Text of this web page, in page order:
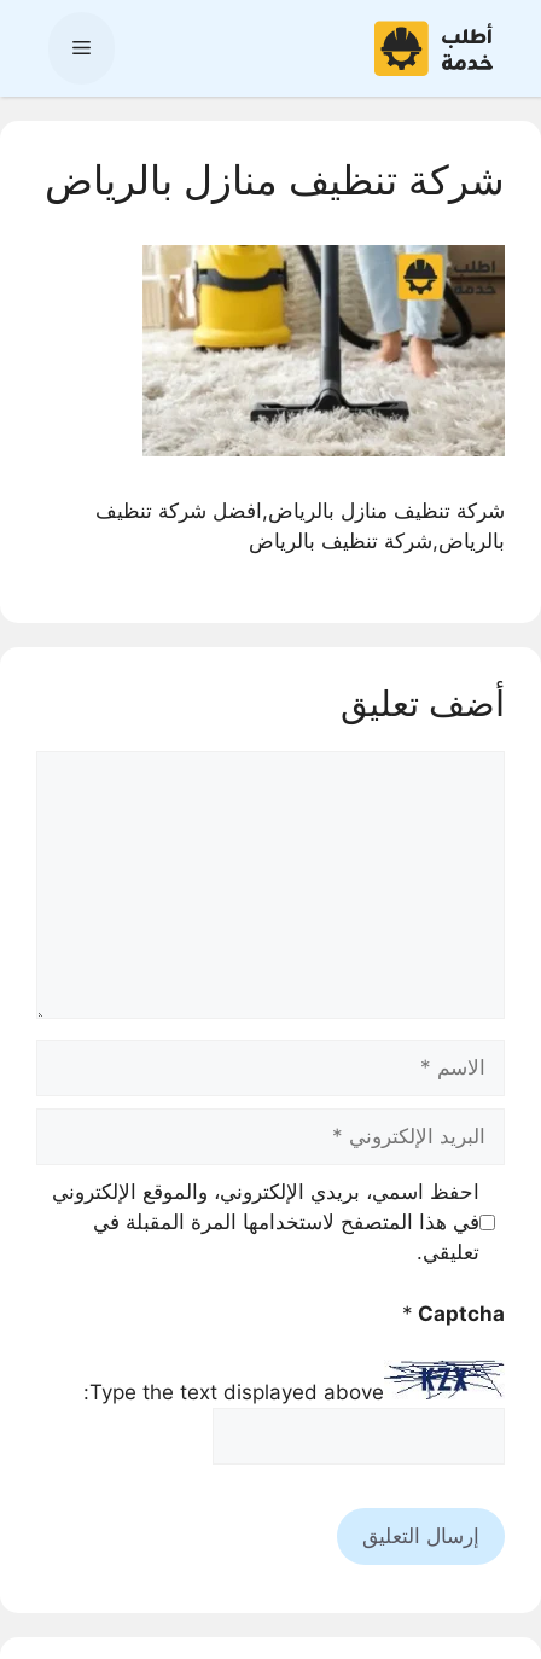
المحتوى
القائمة
شركة تنظيف منازل بالرياض
شركة تنظيف منازل بالرياض,افضل شركة تنظيف
بالرياض,شركة تنظيف بالرياض
أضف تعليق
الاسم
البريد
الإلكتروني
احفظ اسمي، بريدي الإلكتروني، والموقع الإلكتروني
في هذا المتصفح لاستخدامها المرة المقبلة في
تعليقي.
Captcha
*
Type the text displayed above: